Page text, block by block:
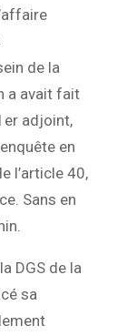
de la
a avait fait
adjoint,
en
l’article 40,
Sans en
DGS de la
sa